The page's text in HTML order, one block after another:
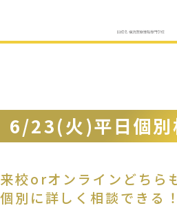
6/23(火)平日個別
来校orオンラインどちら
個別に詳しく相談できる！